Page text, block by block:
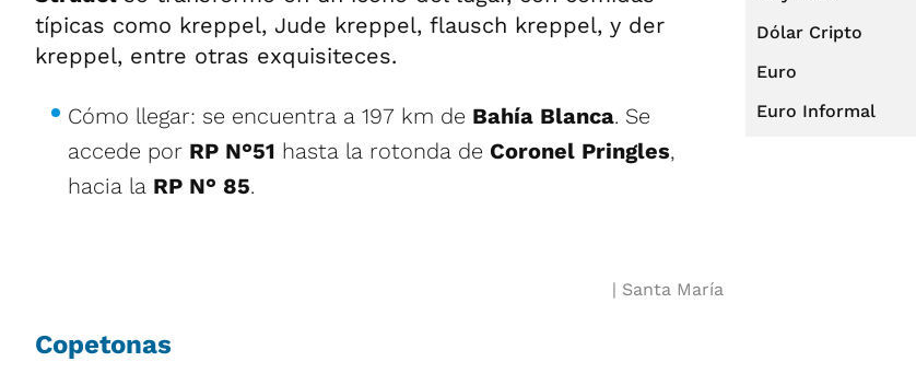
típicas como kreppel, Jude kreppel, flausch kreppel, y der
kreppel, entre otras exquisiteces.
Cómo llegar: se encuentra a 197 km de Bahía Blanca. Se
accede por RP N°51 hasta la rotonda de Coronel Pringles,
hacia la RP N° 85.
Santa María
Copetonas
Dólar Cripto
Euro
Euro Informal